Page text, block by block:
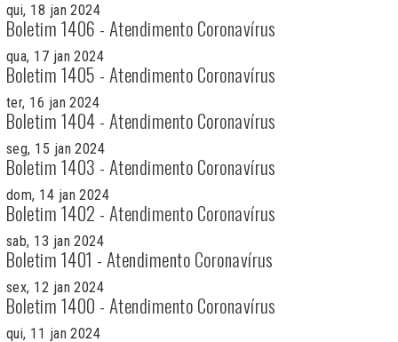
qui, 18 jan 2024
Boletim 1406 - Atendimento Coronavírus
qua, 17 jan 2024
Boletim 1405 - Atendimento Coronavírus
ter, 16 jan 2024
Boletim 1404 - Atendimento Coronavírus
seg, 15 jan 2024
Boletim 1403 - Atendimento Coronavírus
dom, 14 jan 2024
Boletim 1402 - Atendimento Coronavírus
sab, 13 jan 2024
Boletim 1401 - Atendimento Coronavírus
sex, 12 jan 2024
Boletim 1400 - Atendimento Coronavírus
qui, 11 jan 2024